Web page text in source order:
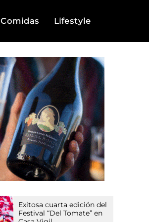
Comidas Lifestyle
Exitosa cuarta edición del
Festival “Del Tomate” en